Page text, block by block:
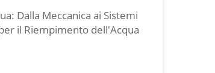
Dalla Meccanica ai Sistemi
il Riempimento dell'Acqua
sono dotate di componenti